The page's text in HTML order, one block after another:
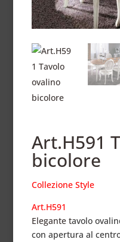
Art.H591
bicolore
Collezione Style
Art.H591
Elegante tavolo
con apertura al